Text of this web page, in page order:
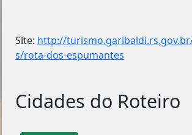
Site: http://
s/rota-dos-espumantes
Cidades do Roteiro